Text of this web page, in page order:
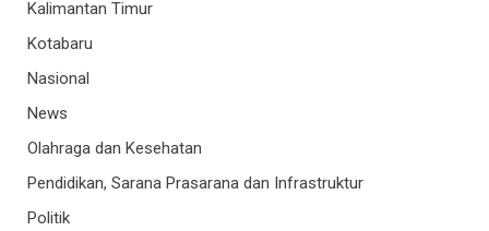
Kalimantan Timur
Kotabaru
Nasional
News
Olahraga dan Kesehatan
Pendidikan, Sarana Prasarana dan Infrastruktur
Politik